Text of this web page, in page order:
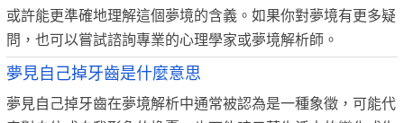
或許能更準確地理解這個夢境的含義。如果你對夢境有更多疑
問，也可以嘗試諮詢專業的心理學家或夢境解析師。
夢見自己掉牙齒是什麼意思
夢見自己掉牙齒在夢境解析中通常被認為是一種象徵，可能代